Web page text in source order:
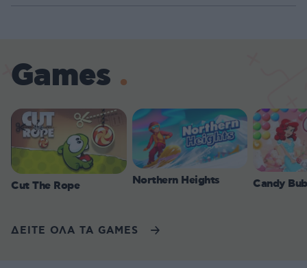
Games
Cut The Rope Northern Heights Candy
ΔΕΙΤΕ ΟΛΑ ΤΑ GAMES